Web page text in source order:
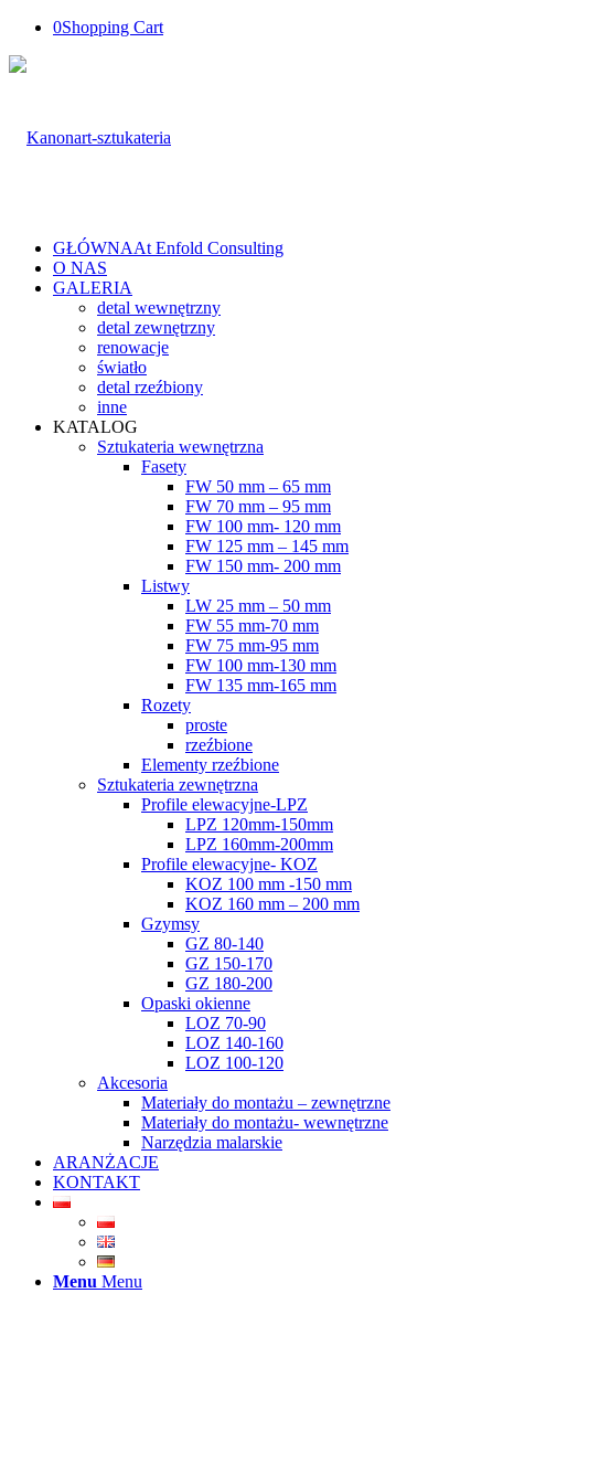
0Shopping Cart
GŁÓWNAAt Enfold Consulting
O NAS
GALERIA
detal wewnętrzny
detal zewnętrzny
renowacje
światło
detal rzeźbiony
inne
KATALOG
Sztukateria wewnętrzna
Fasety
FW 50 mm – 65 mm
FW 70 mm – 95 mm
FW 100 mm- 120 mm
FW 125 mm – 145 mm
FW 150 mm- 200 mm
Listwy
LW 25 mm – 50 mm
FW 55 mm-70 mm
FW 75 mm-95 mm
FW 100 mm-130 mm
FW 135 mm-165 mm
Rozety
proste
rzeźbione
Elementy rzeźbione
Sztukateria zewnętrzna
Profile elewacyjne-LPZ
LPZ 120mm-150mm
LPZ 160mm-200mm
Profile elewacyjne- KOZ
KOZ 100 mm -150 mm
KOZ 160 mm – 200 mm
Gzymsy
GZ 80-140
GZ 150-170
GZ 180-200
Opaski okienne
LOZ 70-90
LOZ 140-160
LOZ 100-120
Akcesoria
Materiały do montażu – zewnętrzne
Materiały do montażu- wewnętrzne
Narzędzia malarskie
ARANŻACJE
KONTAKT
Menu Menu